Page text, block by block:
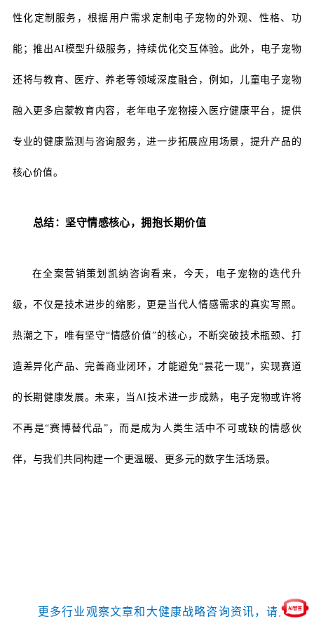
性化定制服务，根据用户需求定制电子宠物的外观、性格、功
能；推出AI模型升级服务，持续优化交互体验。此外，电子宠物
还将与教育、医疗、养老等领域深度融合，例如，儿童电子宠物
融入更多启蒙教育内容，老年电子宠物接入医疗健康平台，提供
专业的健康监测与咨询服务，进一步拓展应用场景，提升产品的
核心价值。
总结：坚守情感核心，拥抱长期价值
在全案营销策划凯纳咨询看来，今天，电子宠物的迭代升
级，不仅是技术进步的缩影，更是当代人情感需求的真实写照。
热潮之下，唯有坚守“情感价值”的核心，不断突破技术瓶颈、打
造差异化产品、完善商业闭环，才能避免“昙花一现”，实现赛道
的长期健康发展。未来，当AI技术进一步成熟，电子宠物或许将
不再是“赛博替代品”，而是成为人类生活中不可或缺的情感伙
伴，与我们共同构建一个更温暖、更多元的数字生活场景。
更多行业观察文章和大健康战略咨询资讯，请关注